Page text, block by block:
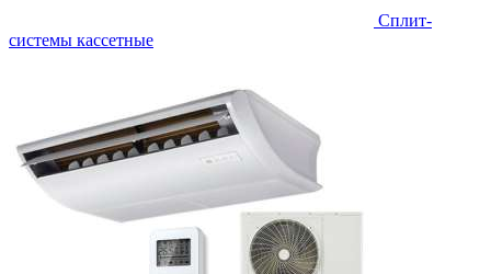
Сплит-
системы кассетные